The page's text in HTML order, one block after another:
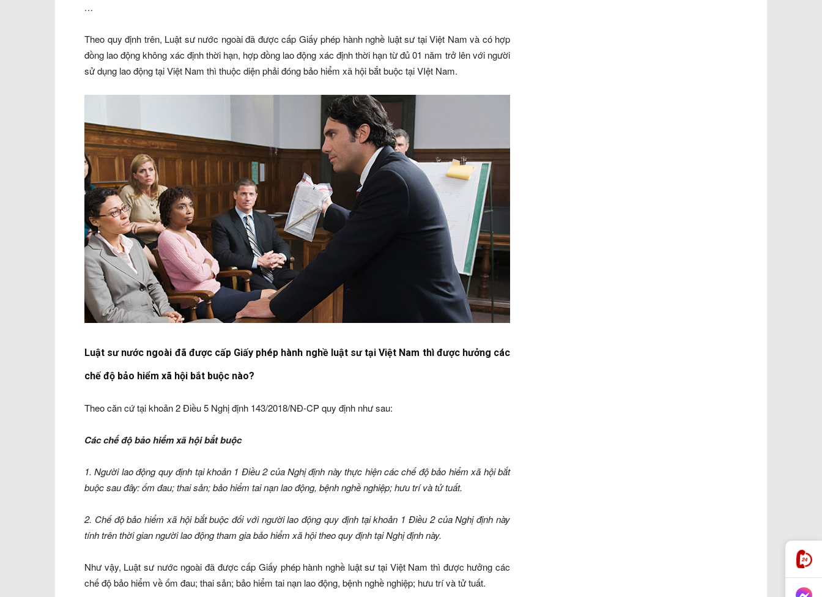
…
Theo quy định trên, Luật sư nước ngoài đã được cấp Giấy phép hành nghề luật sư tại Việt Nam và có hợp
đồng lao động không xác định thời hạn, hợp đồng lao động xác định thời hạn từ đủ 01 năm trở lên với người
sử dụng lao động tại Việt Nam thì thuộc diện phải đóng bảo hiểm xã hội bắt buộc tại VIệt Nam.
Luật sư nước ngoài đã được cấp Giấy phép hành nghề luật sư tại Việt Nam thì được hưởng các
chế độ bảo hiểm xã hội bắt buộc nào?
Theo căn cứ tại khoản 2 Điều 5 Nghị định 143/2018/NĐ-CP quy định như sau:
Các chế độ bảo hiểm xã hội bắt buộc
1. Người lao động quy định tại khoản 1 Điều 2 của Nghị định này thực hiện các chế độ bảo hiểm xã hội bắt
buộc sau đây: ốm đau; thai sản; bảo hiểm tai nạn lao động, bệnh nghề nghiệp; hưu trí và tử tuất.
2. Chế độ bảo hiểm xã hội bắt buộc đối với người lao động quy định tại khoản 1 Điều 2 của Nghị định này
tính trên thời gian người lao động tham gia bảo hiểm xã hội theo quy định tại Nghị định này.
Như vậy, Luật sư nước ngoài đã được cấp Giấy phép hành nghề luật sư tại Việt Nam thì được hưởng các
chế độ bảo hiểm về ốm đau; thai sản; bảo hiểm tai nạn lao động, bệnh nghề nghiệp; hưu trí và tử tuất.